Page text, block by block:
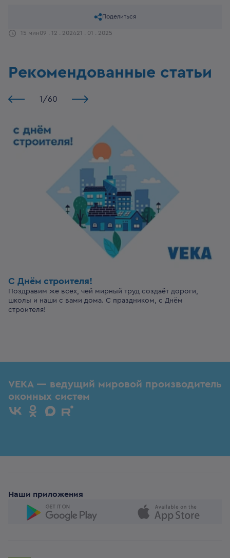
15 мин09 . 12 . 202421 . 01 . 2025
Поделиться
Рекомендованные статьи
1 /60
С Днём строителя!
Поздравим же всех, чей мирный труд создаёт дороги,
школы и наши с вами дома. С праздником, с Днём
строителя!
VEKA — ведущий мировой производитель
оконных систем
Наши приложения